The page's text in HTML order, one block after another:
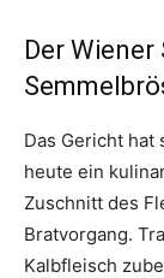
Der
Das Gericht hat
heute ein
Zuschnitt des
Bratvorgang.
Kalbfleisch